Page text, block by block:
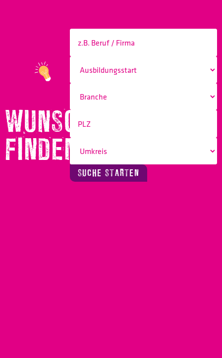
WUNSCHBERUF
FINDEN!
SUCHE STARTEN